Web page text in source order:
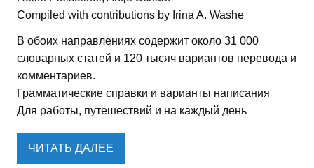
Compiled with contributions by Irina A. Washe
В обоих направлениях содержит около 31 000
словарных статей и 120 тысяч вариантов перевода и
комментариев.
Грамматические справки и варианты написания
Для работы, путешествий и на каждый день
ЧИТАТЬ ДАЛЕЕ